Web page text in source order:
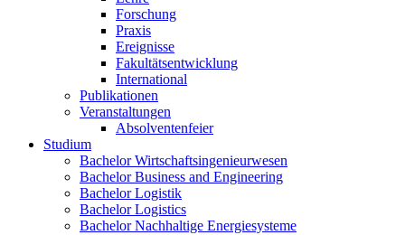
Forschung
Praxis
Ereignisse
Fakultätsentwicklung
International
Publikationen
Veranstaltungen
Absolventenfeier
Studium
Bachelor Wirtschaftsingenieurwesen
Bachelor Business and Engineering
Bachelor Logistik
Bachelor Logistics
Bachelor Nachhaltige Energiesysteme